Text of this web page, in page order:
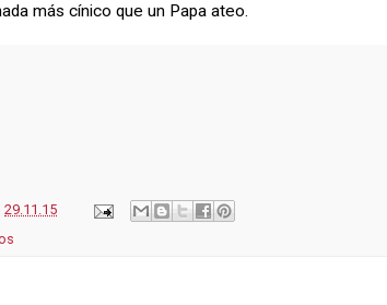
más cínico que un Papa ateo.
29.11.15